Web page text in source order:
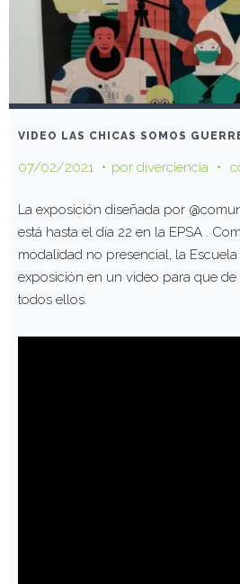
VIDEO LAS CHICAS SOMOS
07/02/2021 por diverciencia
La exposición diseñada por
está hasta el día 22 en la EPSA .
modalidad no presencial, la
exposición en un video para que de
todos ellos.